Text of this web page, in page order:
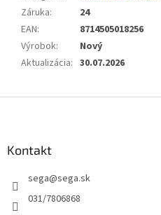
Záruka:
24
EAN:
8714505018256
Výrobok:
Nový
Aktualizácia: 30.07.2026
Kontakt
sega@sega.sk
031/7806868